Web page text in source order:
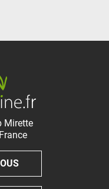
Mirette
France